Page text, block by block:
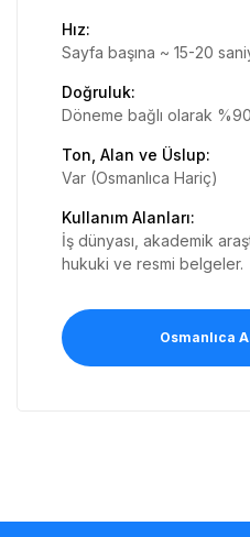
Hız:
Sayfa başına ~ 15-20
Doğruluk:
Döneme bağlı olarak
Ton, Alan ve Üslup:
Var (Osmanlıca Hariç)
Kullanım Alanları:
İş dünyası, akademik
hukuki ve resmi belgeler.
Osmanlıca